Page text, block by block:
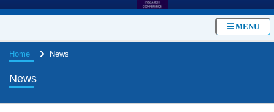
MENU
Home News
News